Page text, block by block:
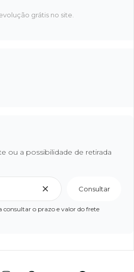
grátis no site.
ou a possibilidade de retirada
Consultar
consultar o prazo e valor do frete